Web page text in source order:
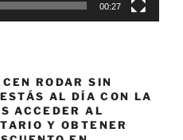
00:27
RODAR SIN
AL DÍA CON LA
ACCEDER AL
Y OBTENER